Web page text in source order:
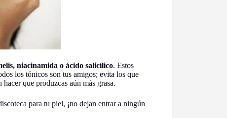
niacinamida o ácido salicílico. Estos
los tónicos son tus amigos; evita los que
que produzcas aún más grasa.
para tu piel, ¡no dejan entrar a ningún